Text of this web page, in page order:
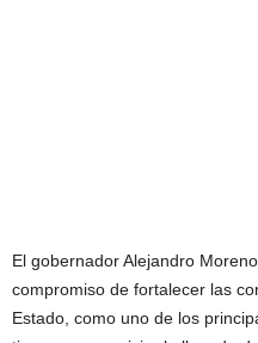
El gobernador Alejandro
compromiso de fortalecer las
Estado, como uno de los